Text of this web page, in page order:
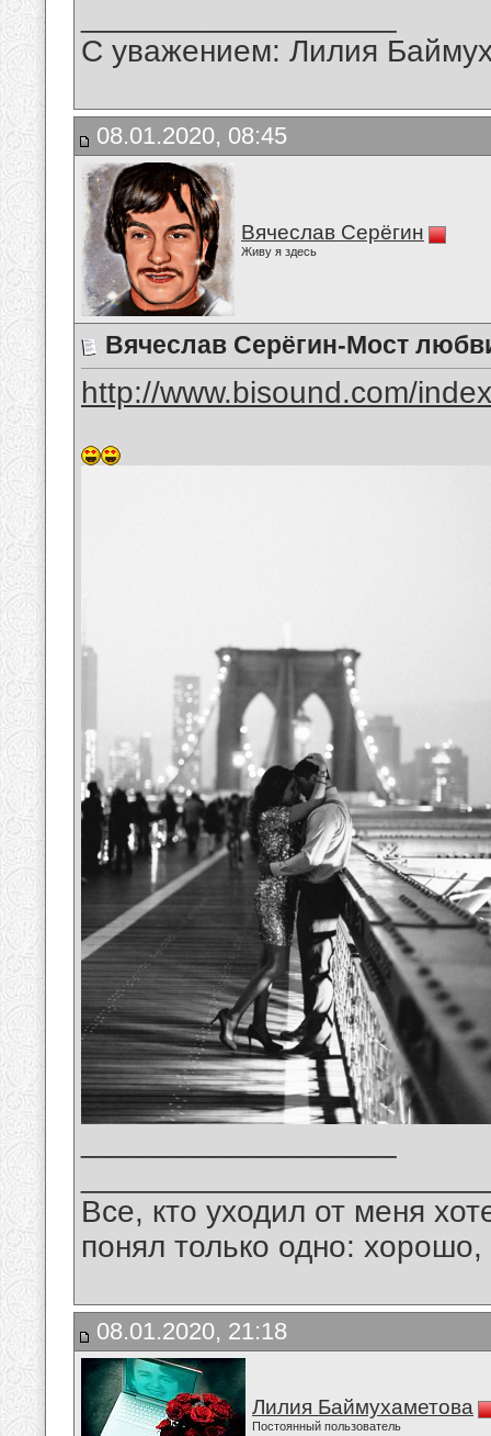
С уважением: Лилия
08.01.2020, 08:45
Вячеслав Серёгин
Живу я здесь
Вячеслав Серёгин-Мост
http://www.bisound.com/
Все, кто уходил от меня
понял только одно:
08.01.2020, 21:18
Лилия Баймухаметова
Постоянный пользователь